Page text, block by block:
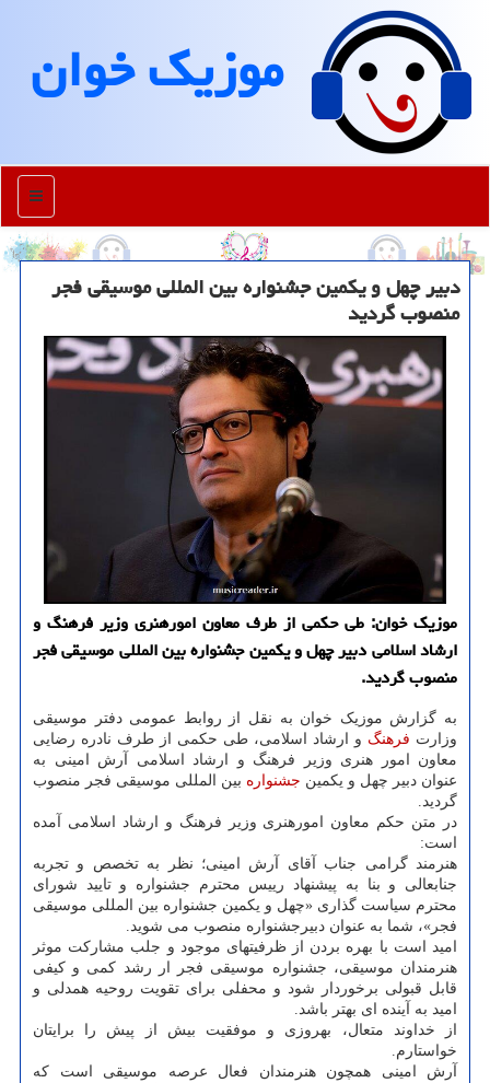
موزیك خوان
منو
دبیر چهل و یکمین جشنواره بین المللی موسیقی فجر
منصوب گردید
موزیک خوان: طی حکمی از طرف معاون امورهنری وزیر فرهنگ و
ارشاد اسلامی دبیر چهل و یکمین جشنواره بین المللی موسیقی فجر
منصوب گردید.
به گزارش موزیک خوان به نقل از روابط عمومی دفتر موسیقی
وزارت فرهنگ و ارشاد اسلامی، طی حکمی از طرف نادره رضایی
معاون امور هنری وزیر فرهنگ و ارشاد اسلامی آرش امینی به
عنوان دبیر چهل و یکمین جشنواره بین المللی موسیقی فجر منصوب
گردید.
در متن حکم معاون امورهنری وزیر فرهنگ و ارشاد اسلامی آمده
است:
هنرمند گرامی جناب آقای آرش امینی؛ نظر به تخصص و تجربه
جنابعالی و بنا به پیشنهاد رییس محترم جشنواره و تایید شورای
محترم سیاست گذاری «چهل و یکمین جشنواره بین المللی موسیقی
فجر»، شما به عنوان دبیرجشنواره منصوب می شوید.
امید است با بهره بردن از ظرفیتهای موجود و جلب مشارکت موثر
هنرمندان موسیقی، جشنواره موسیقی فجر ار رشد کمی و کیفی
قابل قبولی برخوردار شود و محفلی برای تقویت روحیه همدلی و
امید به آینده ای بهتر باشد.
از خداوند متعال، بهروزی و موفقیت بیش از پیش را برایتان
خواستارم.
آرش امینی همچون هنرمندان فعال عرصه موسیقی است که